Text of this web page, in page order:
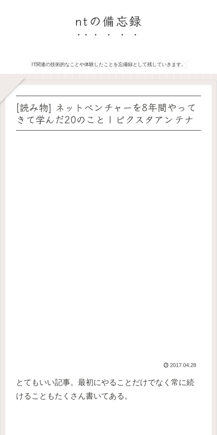
ntの備忘録
IT関連の技術的なことや体験したことを忘備録として残していきます。
[読み物] ネットベンチャーを8年間やって
きて学んだ20のこと | ピクスタアンテナ
2017.04.28
とてもいい記事。最初にやることだけでなく常に続
けることもたくさん書いてある。